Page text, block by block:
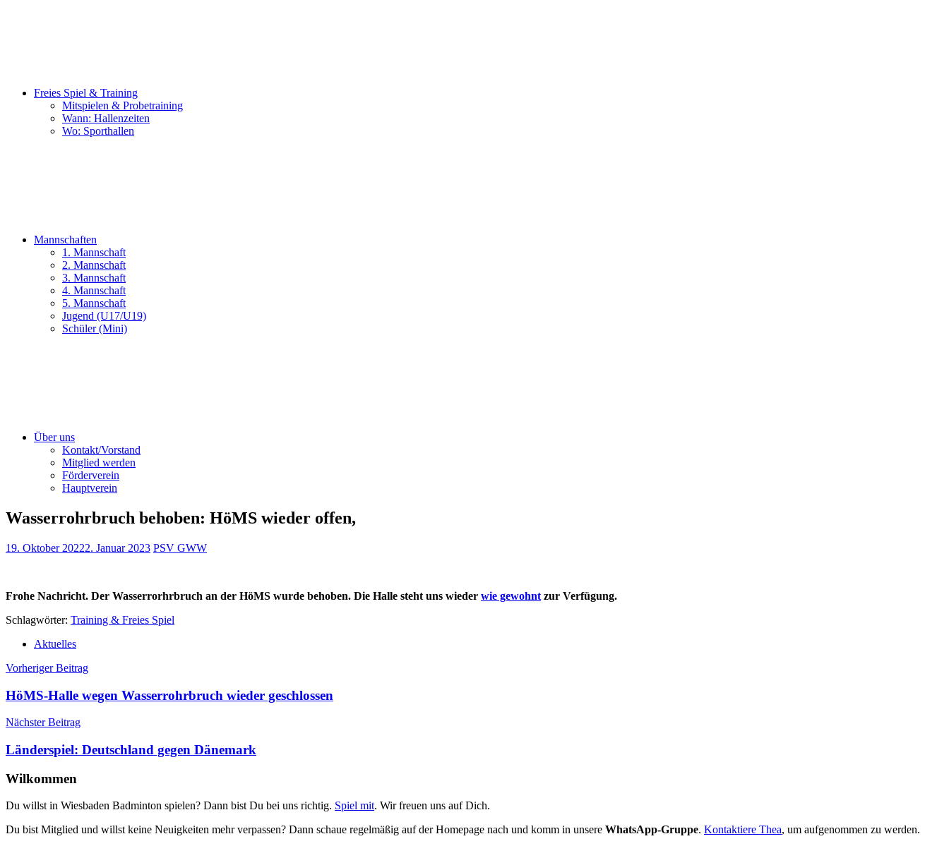
Freies Spiel & Training
Mitspielen & Probetraining
Wann: Hallenzeiten
Wo: Sporthallen
Mannschaften
1. Mannschaft
2. Mannschaft
3. Mannschaft
4. Mannschaft
5. Mannschaft
Jugend (U17/U19)
Schüler (Mini)
Über uns
Kontakt/Vorstand
Mitglied werden
Förderverein
Hauptverein
Wasserrohrbruch behoben: HöMS wieder offen,
19. Oktober 20222. Januar 2023 PSV GWW
Frohe Nachricht. Der Wasserrorhrbruch an der HöMS wurde behoben. Die Halle steht uns wieder wie gewohnt zur Verfügung.
Schlagwörter: Training & Freies Spiel
Aktuelles
Beitragsnavigation
Vorheriger Beitrag
HöMS-Halle wegen Wasserrohrbruch wieder geschlossen
Nächster Beitrag
Länderspiel: Deutschland gegen Dänemark
Wilkommen
Du willst in Wiesbaden Badminton spielen? Dann bist Du bei uns richtig. Spiel mit. Wir freuen uns auf Dich.
Du bist Mitglied und willst keine Neuigkeiten mehr verpassen? Dann schaue regelmäßig auf der Homepage nach und komm in unsere WhatsApp-Gruppe. Kontaktiere Thea, um aufgenommen zu werden.